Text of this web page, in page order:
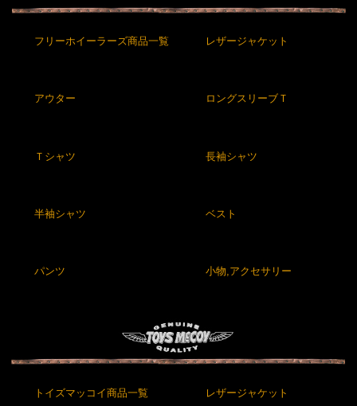
フリーホイーラーズ商品一覧 レザージャケット
アウター ロングスリーブＴ
Ｔシャツ 長袖シャツ
半袖シャツ ベスト
パンツ 小物,アクセサリー
トイズマッコイ商品一覧 レザージャケット